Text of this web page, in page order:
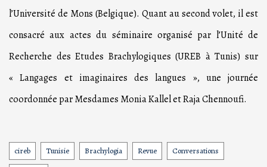
l’Université de Mons (Belgique). Quant au second volet, il est
consacré aux actes du séminaire organisé par l’Unité de
Recherche des Etudes Brachylogiques (UREB à Tunis) sur
« Langages et imaginaires des langues », une journée
coordonnée par Mesdames Monia Kallel et Raja Chennoufi.
Tags
cireb Tunisie Brachylogia Revue Conversations